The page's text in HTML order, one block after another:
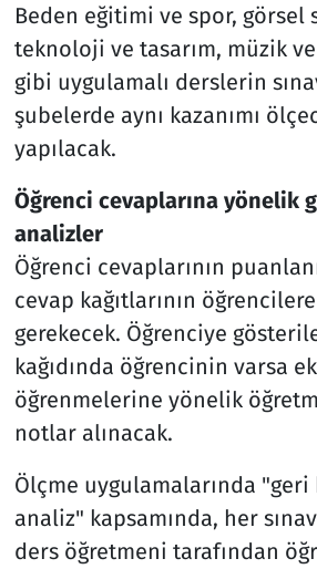
Beden eğitimi ve spor, görsel
teknoloji ve tasarım, müzik
gibi uygulamalı derslerin
şubelerde aynı kazanımı
yapılacak.
Öğrenci cevaplarına yönelik
analizler
Öğrenci cevaplarının
cevap kağıtlarının
gerekecek. Öğrenciye
kağıdında öğrencinin varsa
öğrenmelerine yönelik
notlar alınacak.
Ölçme uygulamalarında
analiz" kapsamında, her
ders öğretmeni tarafından